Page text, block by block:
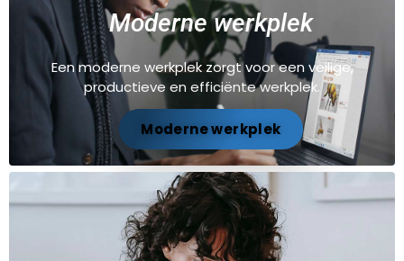
Moderne werkplek
Een moderne werkplek zorgt voor een veilige,
productieve en efficiënte werkplek.
Moderne werkplek